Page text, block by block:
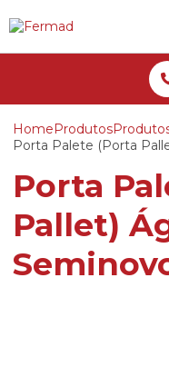
HomeProdutos
Porta Palete (Porta
Porta
Pallet)